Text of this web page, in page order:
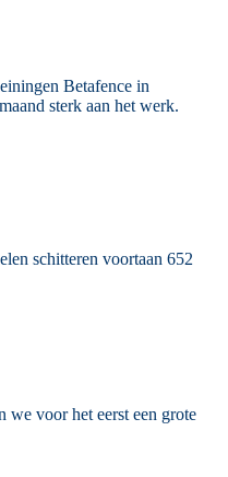
Betafence in
sterk aan het werk.
schitteren voortaan 652
we voor het eerst een grote